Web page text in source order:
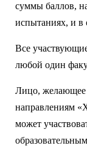
суммы баллов,
испытаниях, и в
Все
любой один
Лицо, желающее
направлениям
может